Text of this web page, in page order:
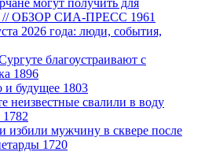
// ОБЗОР СИА-ПРЕСС 1961
2026 года: люди, события,
благоустраивают с
1896
и будущее 1803
неизвестные свалили в воду
1782
избили мужчину в сквере после
1720